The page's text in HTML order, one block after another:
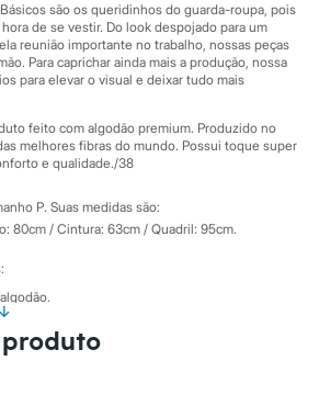
são os queridinhos do guarda-roupa, pois
de se vestir. Do look despojado para um
reunião importante no trabalho, nossas peças
Para caprichar ainda mais a produção, nossa
para elevar o visual e deixar tudo mais
feito com algodão premium. Produzido no
melhores fibras do mundo. Possui toque super
e qualidade./38
P. Suas medidas são:
80cm / Cintura: 63cm / Quadril: 95cm.
↓